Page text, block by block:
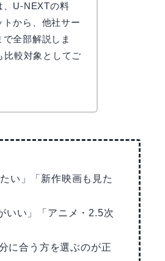
、U-NEXTの料
から、他社サー
全部解説しま
比較対象としてご
い」「新作映画も見た
いい」「アニメ・2.5次
に合う方を選ぶのが正